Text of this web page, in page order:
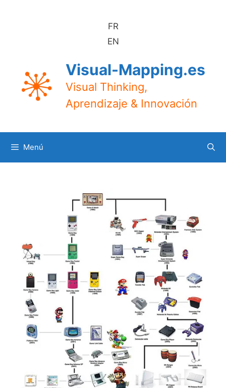
FR
EN
Visual-Mapping.es
Visual Thinking,
Aprendizaje & Innovación
Menú